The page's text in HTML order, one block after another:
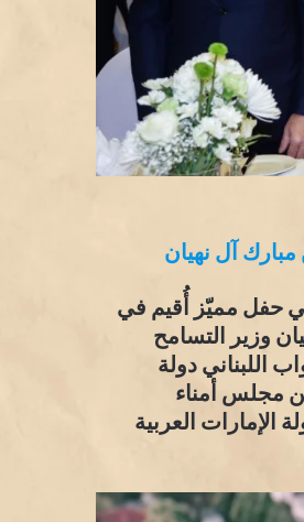
آل نهيان
في حفل مميّز أُقيم في
وزير التسامح
اللبناني دولة
مجلس أمناء
الإمارات العربية